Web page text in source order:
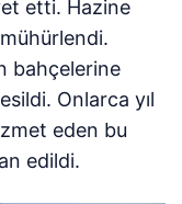
etti. Hazine
bahçelerine
Onlarca yıl
eden bu
edildi.